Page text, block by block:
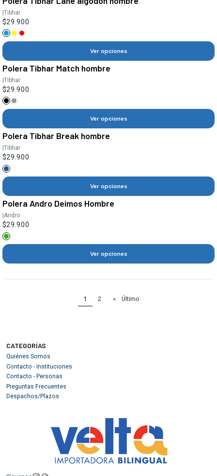
|Tibhar
$29.900
Ver opciones
Polera Tibhar Match hombre
|Tibhar
$29.900
Ver opciones
Polera Tibhar Break hombre
|Tibhar
$29.900
Ver opciones
Polera Andro Deimos Hombre
|Andro
$29.900
Ver opciones
1 2 » Último
CATEGORÍAS
Quiénes Somos
Contacto - Instituciones
Contacto - Personas
Preguntas Frecuentes
Despachos/Plazos